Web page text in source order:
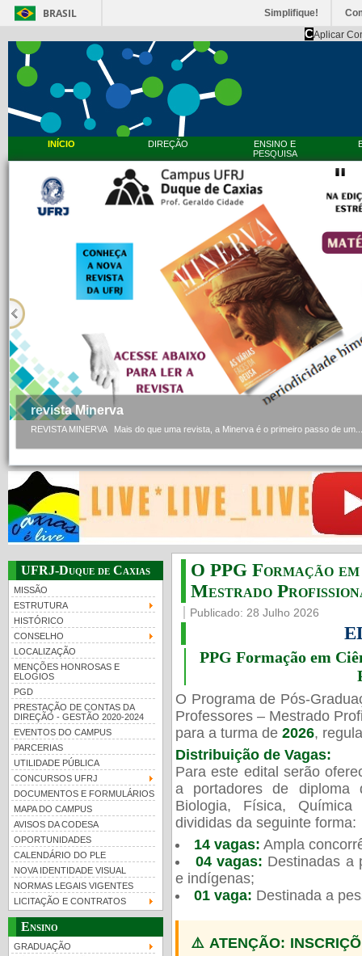
BRASIL Simplifique!
CAplicar
INÍCIO DIREÇÃO
ENSINO E
PESQUISA
revista Minerva
REVISTA MINERVA Mais do que uma revista, a Minerva é o primeiro passo de um...
UFRJ-Duque de Caxias
MISSÃO
ESTRUTURA
HISTÓRICO
CONSELHO
LOCALIZAÇÃO
MENÇÕES HONROSAS E
ELOGIOS
PGD
PRESTAÇÃO DE CONTAS DA
DIREÇÃO - GESTÃO 2020-2024
EVENTOS DO CAMPUS
PARCERIAS
UTILIDADE PÚBLICA
CONCURSOS UFRJ
DOCUMENTOS E FORMULÁRIOS
MAPA DO CAMPUS
AVISOS DA CODESA
OPORTUNIDADES
CALENDÁRIO DO PLE
NOVA IDENTIDADE VISUAL
NORMAS LEGAIS VIGENTES
LICITAÇÃO E CONTRATOS
Ensino
GRADUAÇÃO
O PPG Formação
Mestrado
Publicado: 28 Julho 2026
PPG Formação em
O Programa de Pós-
Professores – Mestrado
para a turma de 2026,
Distribuição de Vagas:
Para este edital serão
a portadores de diploma
Biologia, Física,
divididas da seguinte forma:
14 vagas: Ampla
04 vagas: Destinadas a
e indígenas;
01 vaga: Destinada a
⚠️ ATENÇÃO:
Guia de boas práticas
UFRJ 100 anos